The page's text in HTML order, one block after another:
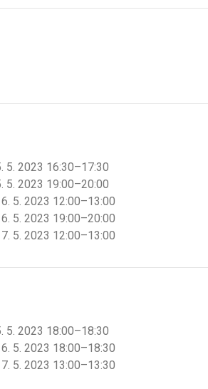
5. 2023 16:30–17:30
5. 2023 19:00–20:00
5. 2023 12:00–13:00
5. 2023 19:00–20:00
5. 2023 12:00–13:00
5. 2023 18:00–18:30
5. 2023 18:00–18:30
5. 2023 13:00–13:30